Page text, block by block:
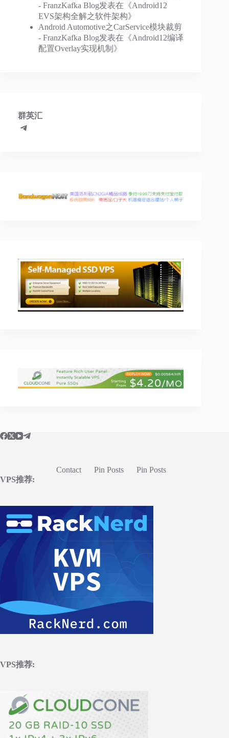
- FranzKafka Blog发表在《Android12
EVS架构全解之软件架构》
Android Automotive之CarService模块裁剪
- FranzKafka Blog发表在《Android12编译
配置Overlay实现机制 》
群英汇
Telegram
Contact Pin Posts
Pin Posts
VPS推荐:
VPS推荐: